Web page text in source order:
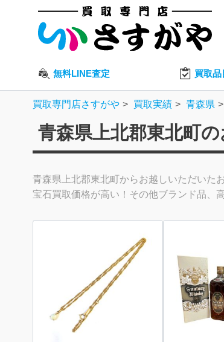
無料LINE査定 買取品
買取専門店さすがや 買取実績 青森県
青森県上北郡東北町
青森県上北郡東北町からお越しいただいた
宝石買取価格が高い！その他ブランド品、